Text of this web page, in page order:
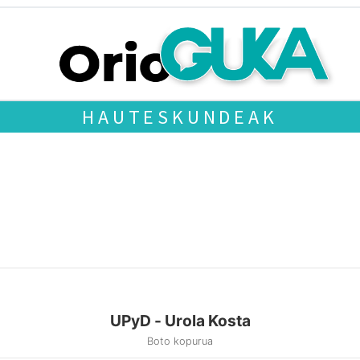
HAUTESKUNDEAK
UPyD - Urola Kosta
Boto kopurua